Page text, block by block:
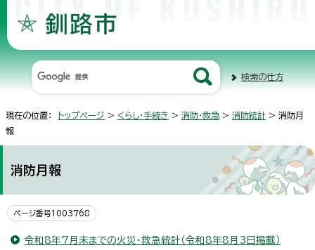
検索の仕方
現在の位置： トップページ > くらし・手続き > 消防・救急 > 消防統計 > 消防月
報
消防月報
ページ番号1003768
令和8年7月末までの火災・救急統計（令和8年8月3日掲載）